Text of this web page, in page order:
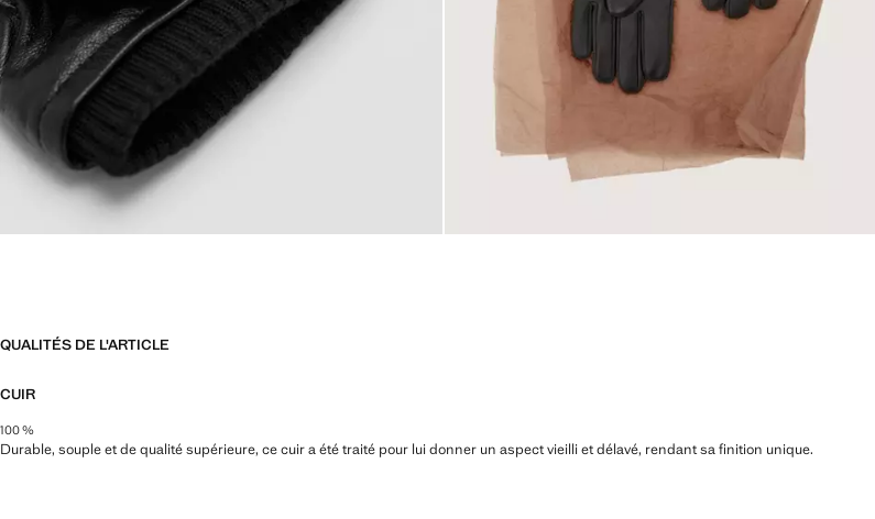
QUALITÉS DE L'ARTICLE
CUIR
100 %
Durable, souple et de qualité supérieure, ce cuir a été traité pour lui donner un aspect vieilli et délavé, rendant sa finition unique.